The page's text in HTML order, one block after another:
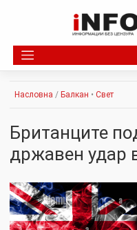
Насловна / Балкан • Свет
Британците
државен удар